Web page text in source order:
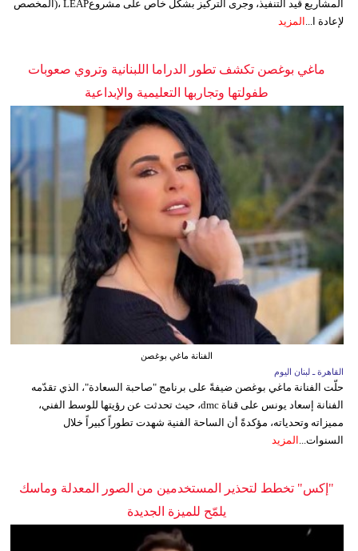
المشاريع قيد التنفيذ، وجرى التركيز بشكل خاص على مشروعLEAP ،(المخصص
لإعادة ا... المزيد
ماغي بوغصن تكشف تطور الدراما اللبنانية وتروي صعوبات
طفولتها وتجاربها التعليمية والإبداعية
الفنانة ماغي بوغصن
القاهرة ـ لبنان اليوم
حلّت الفنانة ماغي بوغصن ضيفةً على برنامج "صاحبة السعادة"، الذي تقدّمه
الفنانة إسعاد يونس على قناة dmc، حيث تحدثت عن رؤيتها للوسط الفني،
مميزاته وتحدياته، مؤكدةً أن الساحة الفنية شهدت تطوراً كبيراً خلال
السنوات...
المزيد
"إكس" تخطط لتحذير المستخدمين من الصور المعدلة وماسك
يلمّح للميزة الجديدة